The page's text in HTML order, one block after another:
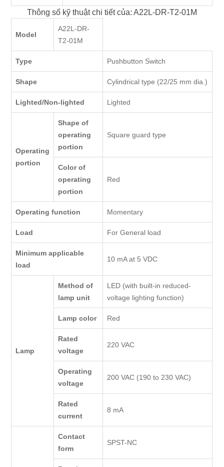
Thông số kỹ thuật chi tiết của: A22L-DR-T2-01M
Model
A22L-DR-
T2-01M
Type Pushbutton Switch
Shape Cylindrical type (22/25 mm dia.)
Lighted/Non-lighted Lighted
Operating
portion
Shape of
operating
portion
Square guard type
Color of
operating
portion
Red
Operating function Momentary
Load For General load
Minimum applicable
load
10 mA at 5 VDC
Lamp
Method of
lamp unit
LED (with built-in reduced-
voltage lighting function)
Lamp color Red
Rated
voltage
220 VAC
Operating
voltage
200 VAC (190 to 230 VAC)
Rated
current
8 mA
Contact
form
SPST-NC